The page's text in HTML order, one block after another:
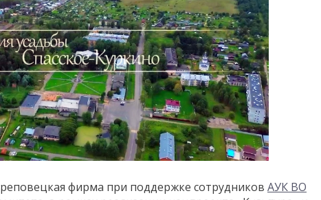
фирма при поддержке сотрудников АУК ВО